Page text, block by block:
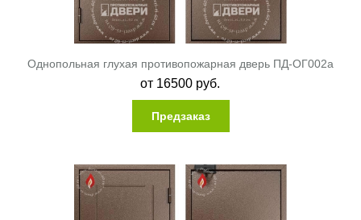
Однопольная глухая противопожарная дверь ПД-ОГ002a
от 16500 руб.
Предзаказ